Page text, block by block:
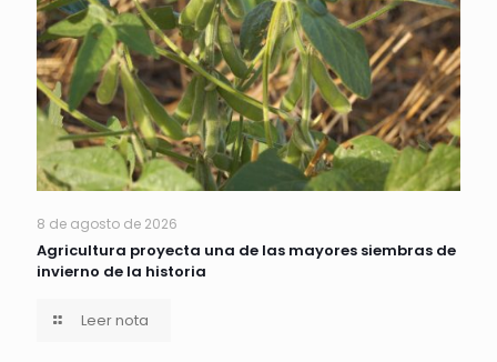
8 de agosto de 2026
Agricultura proyecta una de las mayores siembras de
invierno de la historia
Leer nota